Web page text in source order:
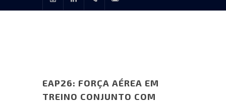
EAP26: FORÇA AÉREA EM
TREINO CONJUNTO COM